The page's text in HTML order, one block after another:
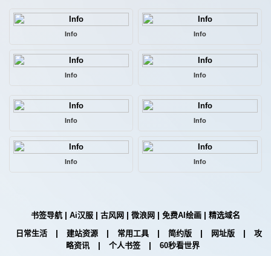
Info Info
Info Info
Info Info
Info Info
书签导航 | Ai汉服 | 古风网 | 微浪网 | 免费AI绘画 | 精选域名
日常生活
| 建站资源 | 常用工具 | 简约版 | 网址版 |
攻
略资讯
| 个人书签 | 60秒看世界